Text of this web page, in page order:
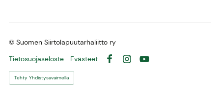
© Suomen Siirtolapuutarhaliitto ry
Tietosuojaseloste
Evästeet
Tehty Yhdistysavaimella